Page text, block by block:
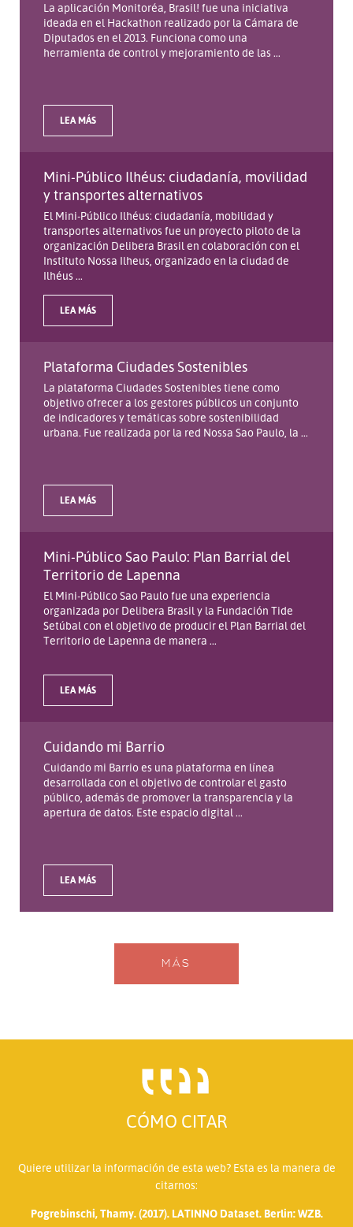
La aplicación Monitoréa, Brasil! fue una iniciativa
ideada en el Hackathon realizado por la Cámara de
Diputados en el 2013. Funciona como una
herramienta de control y mejoramiento de las ...
LEA MÁS
Mini-Público Ilhéus: ciudadanía, movilidad
y transportes alternativos
El Mini-Público Ilhéus: ciudadanía, mobilidad y
transportes alternativos fue un proyecto piloto de la
organización Delibera Brasil en colaboración con el
Instituto Nossa Ilheus, organizado en la ciudad de
Ilhéus ...
LEA MÁS
Plataforma Ciudades Sostenibles
La plataforma Ciudades Sostenibles tiene como
objetivo ofrecer a los gestores públicos un conjunto
de indicadores y temáticas sobre sostenibilidad
urbana. Fue realizada por la red Nossa Sao Paulo, la ...
LEA MÁS
Mini-Público Sao Paulo: Plan Barrial del
Territorio de Lapenna
El Mini-Público Sao Paulo fue una experiencia
organizada por Delibera Brasil y la Fundación Tide
Setúbal con el objetivo de producir el Plan Barrial del
Territorio de Lapenna de manera ...
LEA MÁS
Cuidando mi Barrio
Cuidando mi Barrio es una plataforma en línea
desarrollada con el objetivo de controlar el gasto
público, además de promover la transparencia y la
apertura de datos. Este espacio digital ...
LEA MÁS
MÁS
CÓMO CITAR
Quiere utilizar la información de esta web? Esta es la manera de
citarnos:
Pogrebinschi, Thamy. (2017). LATINNO Dataset. Berlin: WZB.